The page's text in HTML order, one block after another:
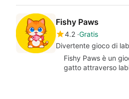
Fishy Paws
4.2 Gratis
Divertente gioco di
Fishy Paws è un
gatto attraverso